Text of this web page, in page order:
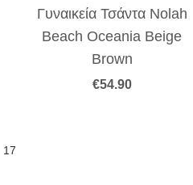
Γυναικεία Τσάντα Nolah
Beach Oceania Beige
Brown
€54.90
17